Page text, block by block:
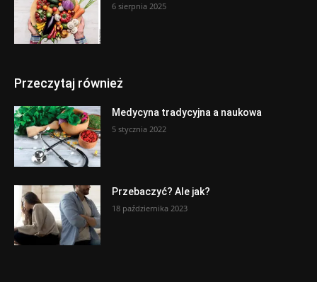
6 sierpnia 2025
Przeczytaj również
Medycyna tradycyjna a naukowa
5 stycznia 2022
Przebaczyć? Ale jak?
18 października 2023